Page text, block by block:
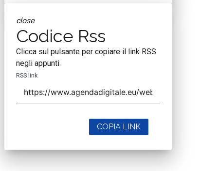
close
Codice Rss
Clicca sul pulsante per copiare il link RSS
negli appunti.
RSS link
COPIA LINK